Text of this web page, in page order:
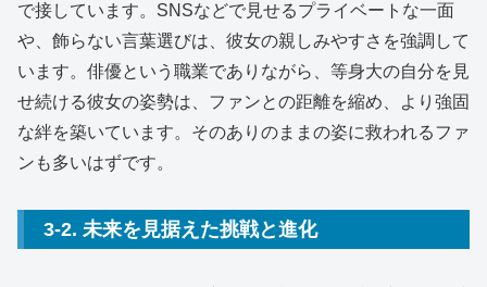
で接しています。SNSなどで見せるプライベートな一面
や、飾らない言葉選びは、彼女の親しみやすさを強調して
います。俳優という職業でありながら、等身大の自分を見
せ続ける彼女の姿勢は、ファンとの距離を縮め、より強固
な絆を築いています。そのありのままの姿に救われるファ
ンも多いはずです。
3-2. 未来を見据えた挑戦と進化